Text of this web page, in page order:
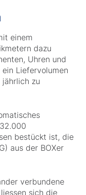
einem
dazu
Uhren und
Liefervolumen
zu
bestückt ist, die
aus der BOXer
verbundene
sich die